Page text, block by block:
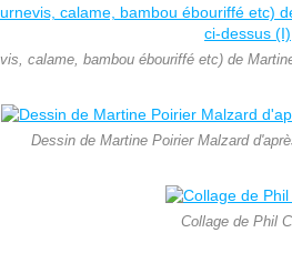
calame, bambou ébouriffé etc) de
Dessin de Martine Poirier Malzard
Collage de Phil